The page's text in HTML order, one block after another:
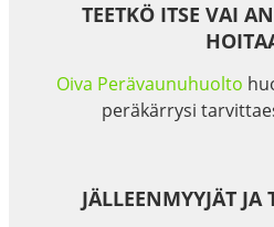
TEETKÖ ITSE VAI
Oiva Perävaunuhuolto
peräkärrysi
JÄLLEENMYYJÄT